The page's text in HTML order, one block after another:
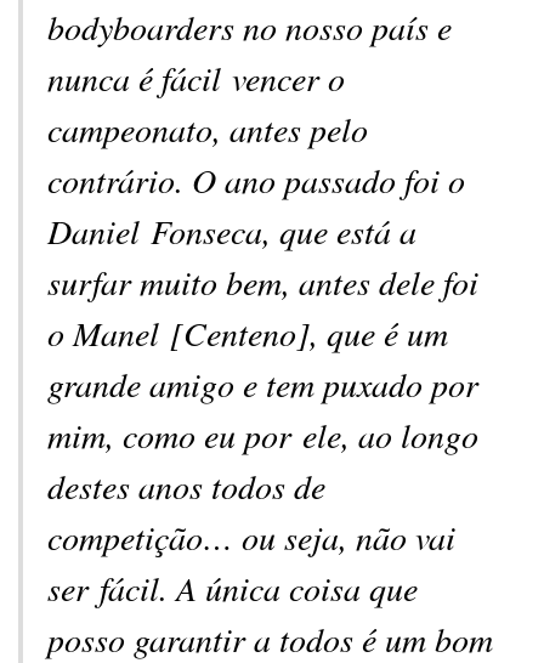
bodyboarders no nosso país e
nunca é fácil vencer o
campeonato, antes pelo
contrário. O ano passado foi o
Daniel Fonseca, que está a
surfar muito bem, antes dele foi
o Manel [Centeno], que é um
grande amigo e tem puxado por
mim, como eu por ele, ao longo
destes anos todos de
competição… ou seja, não vai
ser fácil. A única coisa que
posso garantir a todos é um bom